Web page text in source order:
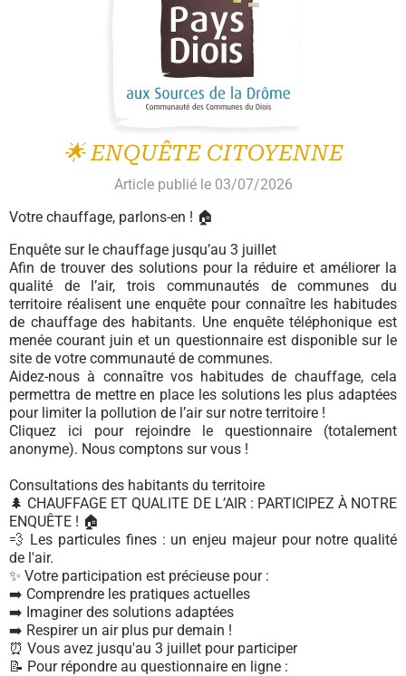
🌟 ENQUÊTE CITOYENNE
Article publié le 03/07/2026
Votre chauffage, parlons-en ! 🏠
Enquête sur le chauffage jusqu’au 3 juillet
Afin de trouver des solutions pour la réduire et améliorer la
qualité de l’air, trois communautés de communes du
territoire réalisent une enquête pour connaître les habitudes
de chauffage des habitants. Une enquête téléphonique est
menée courant juin et un questionnaire est disponible sur le
site de votre communauté de communes.
Aidez-nous à connaître vos habitudes de chauffage, cela
permettra de mettre en place les solutions les plus adaptées
pour limiter la pollution de l’air sur notre territoire !
Cliquez ici pour rejoindre le questionnaire (totalement
anonyme). Nous comptons sur vous !
Consultations des habitants du territoire
🌲 CHAUFFAGE ET QUALITE DE L’AIR : PARTICIPEZ À NOTRE
ENQUÊTE ! 🏠
💨 Les particules fines : un enjeu majeur pour notre qualité
de l'air.
✨ Votre participation est précieuse pour :
➡️ Comprendre les pratiques actuelles
➡️ Imaginer des solutions adaptées
➡️ Respirer un air plus pur demain !
⏰ Vous avez jusqu'au 3 juillet pour participer
📝 Pour répondre au questionnaire en ligne :